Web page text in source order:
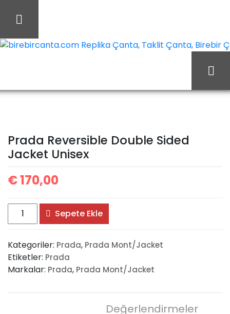
Sided Jacket Unisex
Prada Reversible Double Sided
Jacket Unisex
€170,00
Prada
Reversible
Double
Sided
Jacket
Unisex
Sepete Ekle
Kategoriler: Prada, Prada Mont/Jacket
Etiketler: Prada
Markalar: Prada, Prada Mont/Jacket
Değerlendirmeler